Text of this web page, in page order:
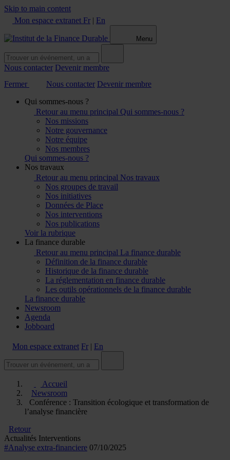
Skip to main content
Mon espace extranet Fr | En
Menu
Nous contacter Devenir membre
Fermer
Nous contacter Devenir membre
Qui sommes-nous ?
Retour au menu principal Qui sommes-nous ?
Nos missions
Notre gouvernance
Notre équipe
Nos membres
Qui sommes-nous ?
Nos travaux
Retour au menu principal Nos travaux
Nos groupes de travail
Nos initiatives
Données de Place
Nos interventions
Nos publications
Voir la rubrique
La finance durable
Retour au menu principal La finance durable
Définition de la finance durable
Historique de la finance durable
La réglementation en finance durable
Les outils opérationnels de la finance durable
La finance durable
Newsroom
Agenda
Jobboard
Mon espace extranet Fr | En
Accueil
Newsroom
Conférence : Transition écologique et transformation de
l’analyse financière
Retour
Actualités Interventions
#Analyse extra-financiere 07/10/2025